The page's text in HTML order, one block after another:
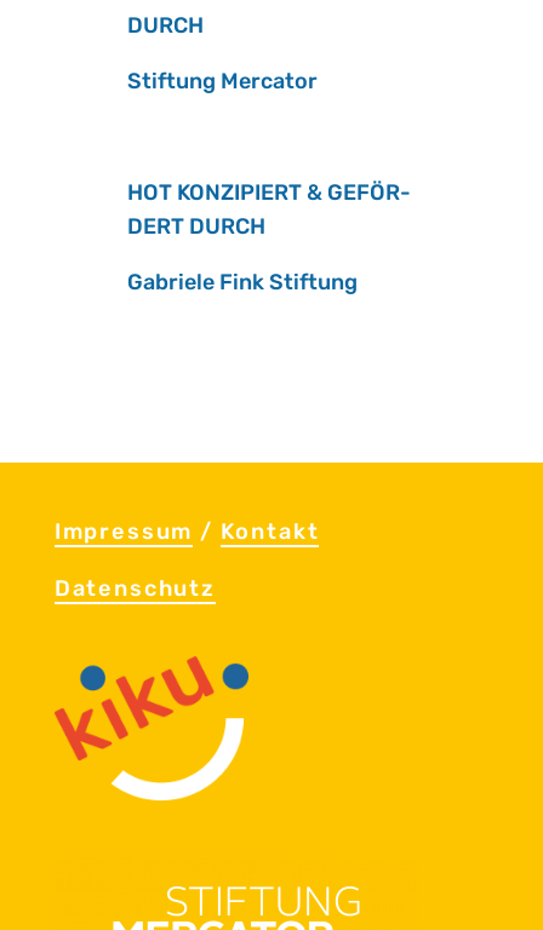
DURCH
Stif­tung Mer­ca­tor
HOT KON­ZI­PIERT & GE­FÖR­
DERT DURCH
Ga­brie­le Fink Stif­tung
Im­pres­sum / Kon­takt
Da­ten­schutz